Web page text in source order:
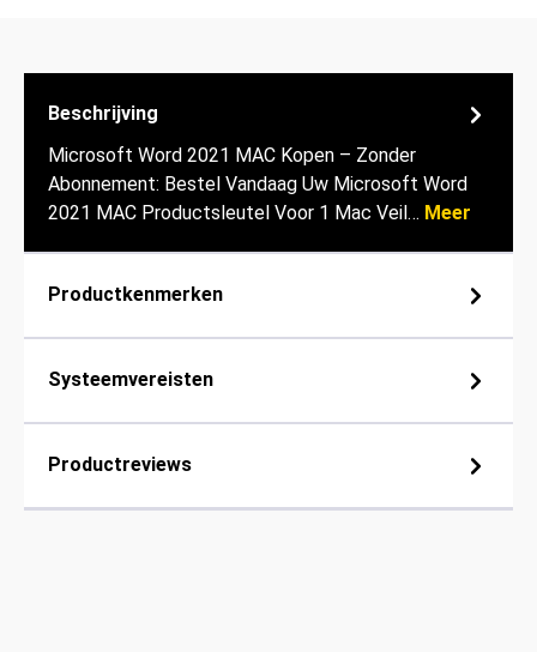
Beschrijving
Microsoft Word 2021 MAC Kopen – Zonder
Abonnement: Bestel Vandaag Uw Microsoft Word
2021 MAC Productsleutel Voor 1 Mac Veil… Meer
Productkenmerken
Systeemvereisten
Productreviews